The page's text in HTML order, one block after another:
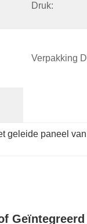
Druk:
Verpakking
geleide paneel
Geïntegreerd